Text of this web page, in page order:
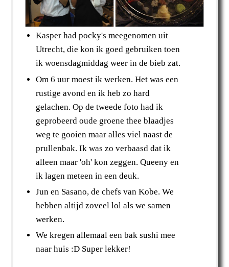
Kasper had pocky's meegenomen uit
Utrecht, die kon ik goed gebruiken toen
ik woensdagmiddag weer in de bieb zat.
Om 6 uur moest ik werken. Het was een
rustige avond en ik heb zo hard
gelachen. Op de tweede foto had ik
geprobeerd oude groene thee blaadjes
weg te gooien maar alles viel naast de
prullenbak. Ik was zo verbaasd dat ik
alleen maar 'oh' kon zeggen. Queeny en
ik lagen meteen in een deuk.
Jun en Sasano, de chefs van Kobe. We
hebben altijd zoveel lol als we samen
werken.
We kregen allemaal een bak sushi mee
naar huis :D Super lekker!